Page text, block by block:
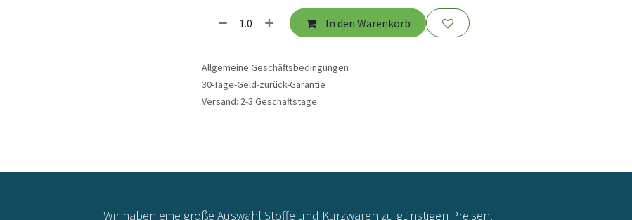
In den Warenkorb
Allgemeine Geschäftsbedingungen
30-Tage-Geld-zurück-Garantie
Versand: 2-3 Geschäftstage
Wir haben eine große Auswahl Stoffe und Kurzwaren zu günstigen Preisen.